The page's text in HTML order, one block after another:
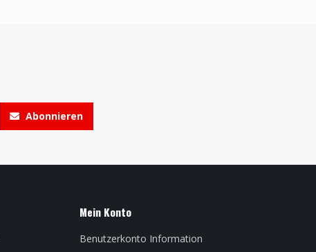
Abonnieren
Mein Konto
Benutzerkonto Information